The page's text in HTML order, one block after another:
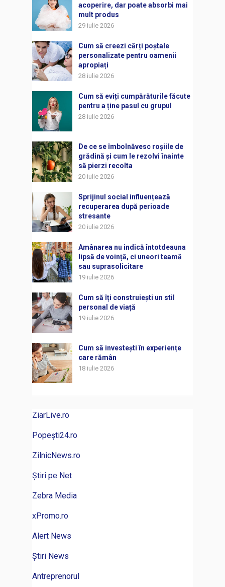
acoperire, dar poate absorbi mai
mult produs
29 iulie 2026
Cum să creezi cărți poștale
personalizate pentru oamenii
apropiați
28 iulie 2026
Cum să eviți cumpărăturile făcute
pentru a ține pasul cu grupul
28 iulie 2026
De ce se îmbolnăvesc roșiile de
grădină și cum le rezolvi înainte
să pierzi recolta
20 iulie 2026
Sprijinul social influențează
recuperarea după perioade
stresante
20 iulie 2026
Amânarea nu indică întotdeauna
lipsă de voință, ci uneori teamă
sau suprasolicitare
19 iulie 2026
Cum să îți construiești un stil
personal de viață
19 iulie 2026
Cum să investești în experiențe
care rămân
18 iulie 2026
ZiarLive.ro
Popești24.ro
ZilnicNews.ro
Știri pe Net
Zebra Media
xPromo.ro
Alert News
Știri News
Antreprenorul